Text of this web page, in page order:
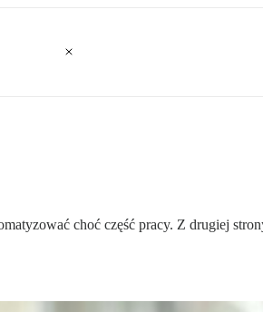
choć część pracy. Z drugiej